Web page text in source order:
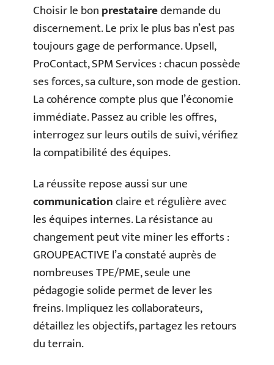
Choisir le bonprestatairedemande du
discernement. Le prix le plus bas n’est pas
toujours gage de performance. Upsell,
ProContact, SPM Services : chacun possède
ses forces, sa culture, son mode de gestion.
La cohérence compte plus que l’économie
immédiate. Passez au crible les offres,
interrogez sur leurs outils de suivi, vérifiez
la compatibilité des équipes.
La réussite repose aussi sur une
communicationclaire et régulière avec
les équipes internes. La résistance au
changement peut vite miner les efforts :
GROUPEACTIVE l’a constaté auprès de
nombreuses TPE/PME, seule une
pédagogie solide permet de lever les
freins. Impliquez les collaborateurs,
détaillez les objectifs, partagez les retours
du terrain.